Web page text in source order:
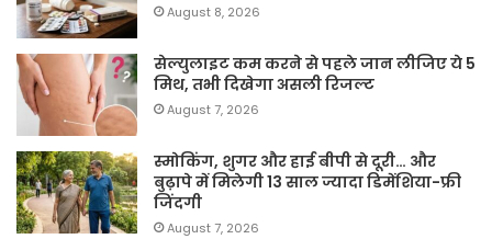
August 8, 2026
सेल्युलाइट कम करने से पहले जान लीजिए ये 5
मिथ, तभी दिखेगा असली रिजल्ट
August 7, 2026
स्मोकिंग, शुगर और हाई बीपी से दूरी… और
बुढ़ापे में मिलेगी 13 साल ज्यादा डिमेंशिया-फ्री
जिंदगी
August 7, 2026